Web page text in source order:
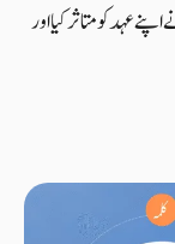
عہد کو متاثر کیا اور